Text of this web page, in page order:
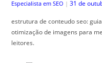
Especialista em SEO | 31 de
estrutura de conteudo seo:
otimização de imagens para
leitores.